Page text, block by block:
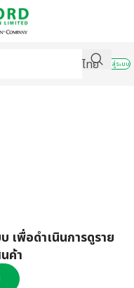
ไทย
เข้าสู่ระบบ
เพื่อดำเนินการดูราย
ค้า